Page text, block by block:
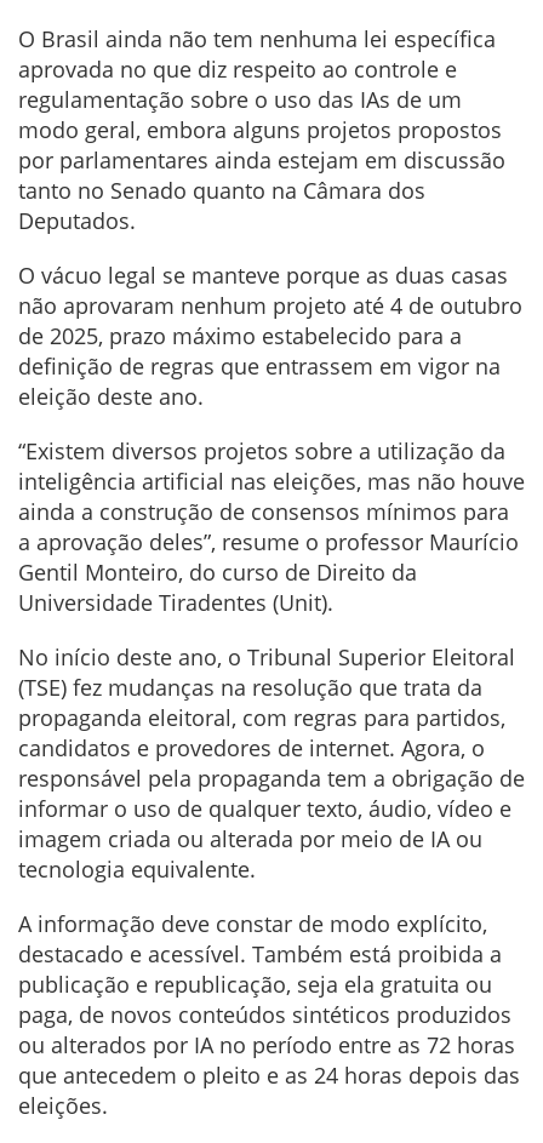
O Brasil ainda não tem nenhuma lei específica
aprovada no que diz respeito ao controle e
regulamentação sobre o uso das IAs de um
modo geral, embora alguns projetos propostos
por parlamentares ainda estejam em discussão
tanto no Senado quanto na Câmara dos
Deputados.
O vácuo legal se manteve porque as duas casas
não aprovaram nenhum projeto até 4 de outubro
de 2025, prazo máximo estabelecido para a
definição de regras que entrassem em vigor na
eleição deste ano.
“Existem diversos projetos sobre a utilização da
inteligência artificial nas eleições, mas não houve
ainda a construção de consensos mínimos para
a aprovação deles”, resume o professor Maurício
Gentil Monteiro, do curso de Direito da
Universidade Tiradentes (Unit).
No início deste ano, o Tribunal Superior Eleitoral
(TSE) fez mudanças na resolução que trata da
propaganda eleitoral, com regras para partidos,
candidatos e provedores de internet. Agora, o
responsável pela propaganda tem a obrigação de
informar o uso de qualquer texto, áudio, vídeo e
imagem criada ou alterada por meio de IA ou
tecnologia equivalente.
A informação deve constar de modo explícito,
destacado e acessível. Também está proibida a
publicação e republicação, seja ela gratuita ou
paga, de novos conteúdos sintéticos produzidos
ou alterados por IA no período entre as 72 horas
que antecedem o pleito e as 24 horas depois das
eleições.